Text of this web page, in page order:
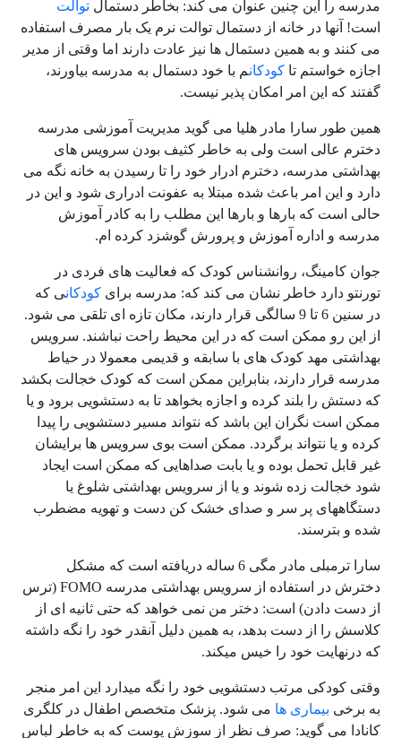
مدرسه را این چنین عنوان می کند: بخاطر دستمال توالت
است! آنها در خانه از دستمال توالت نرم یک بار مصرف استفاده
می کنند و به همین دستمال ها نیز عادت دارند اما وقتی از مدیر
اجازه خواستم تا کودکانم با خود دستمال به مدرسه بیاورند،
گفتند که این امر امکان پذیر نیست.
همین طور سارا مادر هلیا می گوید مدیریت آموزشی مدرسه
دخترم عالی است ولی به خاطر کثیف بودن سرویس های
بهداشتی مدرسه، دخترم ادرار خود را تا رسیدن به خانه نگه می
دارد و این امر باعث شده مبتلا به عفونت ادراری شود و این در
حالی است که بارها و بارها این مطلب را به کادر آموزش
مدرسه و اداره آموزش و پرورش گوشزد کرده ام.
جوان کامینگ، روانشناس کودک که فعالیت های فردی در
تورنتو دارد خاطر نشان می کند که: مدرسه برای کودکانی که
در سنین 6 تا 9 سالگی قرار دارند، مکان تازه ای تلقی می شود.
از این رو ممکن است که در این محیط راحت نباشند. سرویس
بهداشتی مهد کودک های با سابقه و قدیمی معمولا در حیاط
مدرسه قرار دارند، بنابراین ممکن است که کودک خجالت بکشد
که دستش را بلند کرده و اجازه بخواهد تا به دستشویی برود و یا
ممکن است نگران این باشد که نتواند مسیر دستشویی را پیدا
کرده و یا نتواند برگردد. ممکن است بوی سرویس ها برایشان
غیر قابل تحمل بوده و یا بابت صداهایی که ممکن است ایجاد
شود خجالت زده شوند و یا از سرویس بهداشتی شلوغ یا
دستگاههای پر سر و صدای خشک کن دست و تهویه مضطرب
شده و بترسند.
سارا ترمبلی مادر مگی 6 ساله دریافته است که مشکل
دخترش در استفاده از سرویس بهداشتی مدرسه FOMO(ترس
از دست دادن) است: دختر من نمی خواهد که حتی ثانیه ای از
کلاسش را از دست بدهد، به همین دلیل آنقدر خود را نگه داشته
که درنهایت خود را خیس میکند.
وقتی کودکی مرتب دستشویی خود را نگه میدارد این امر منجر
به برخی بیماری ها می شود. پزشک متخصص اطفال در کلگری
کانادا می گوید: صرف نظر از سوزش پوست که به خاطر لباس